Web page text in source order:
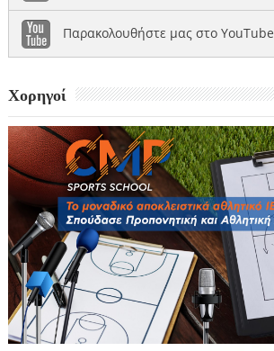
Παρακολουθήστε μας στο YouTube
Χορηγοί